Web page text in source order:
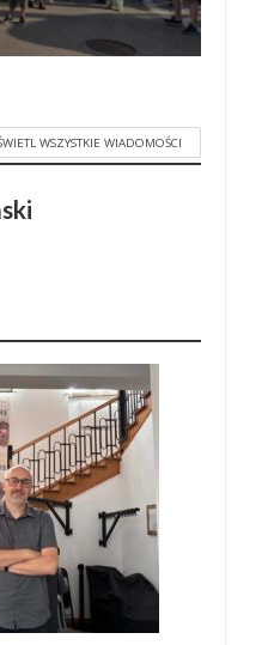
WSZYSTKIE WIADOMOŚCI